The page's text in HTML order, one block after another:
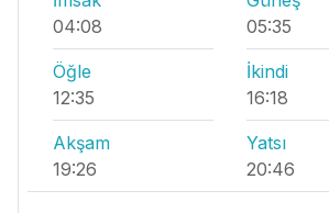
04:08
05:35
Öğle
12:35
İkindi
16:18
Akşam
19:26
Yatsı
20:46